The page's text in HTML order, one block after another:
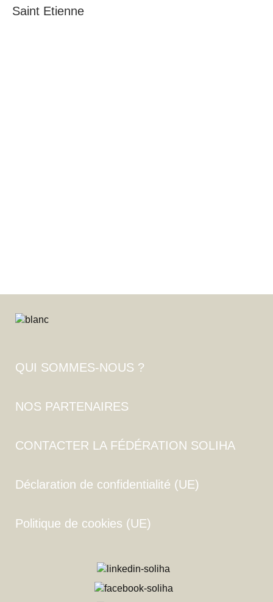
Saint Etienne
QUI SOMMES-NOUS ?
NOS PARTENAIRES
CONTACTER LA FÉDÉRATION SOLIHA
Déclaration de confidentialité (UE)
Politique de cookies (UE)